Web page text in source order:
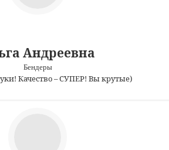
Андреевна
Бендеры
Качество – СУПЕР! Вы крутые)